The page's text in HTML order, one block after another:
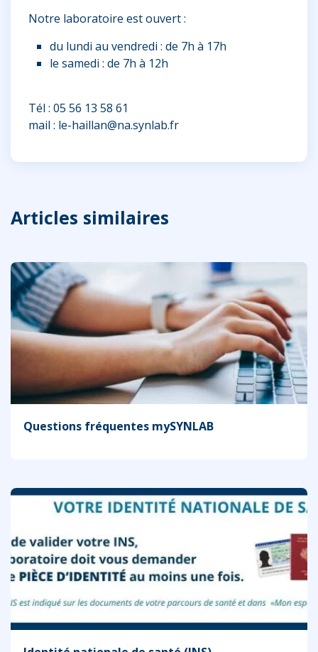
Notre laboratoire est ouvert :
du lundi au vendredi : de 7h à 17h
le samedi : de 7h à 12h
Tél : 05 56 13 58 61
mail : le-haillan@na.synlab.fr
Articles similaires
Questions fréquentes mySYNLAB